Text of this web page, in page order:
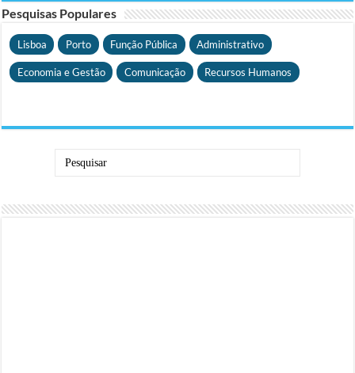
Pesquisas Populares
Lisboa Porto Função Pública Administrativo
Economia e Gestão Comunicação Recursos Humanos